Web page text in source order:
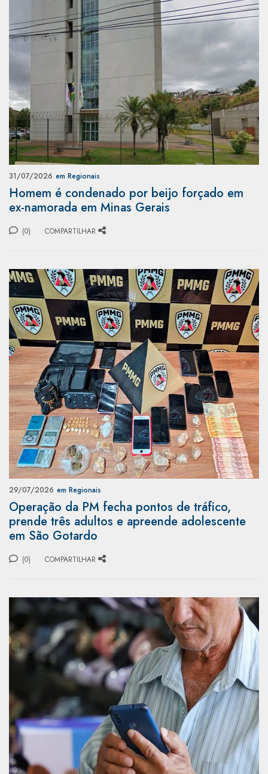
31/07/2026 em Regionais
Homem é condenado por beijo forçado em
ex-namorada em Minas Gerais
(0) COMPARTILHAR
29/07/2026 em Regionais
Operação da PM fecha pontos de tráfico,
prende três adultos e apreende adolescente
em São Gotardo
(0) COMPARTILHAR